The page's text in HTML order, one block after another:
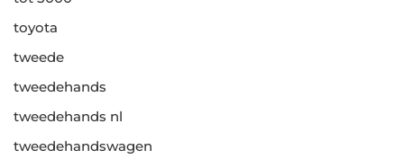
toyota
tweede
tweedehands
tweedehands nl
tweedehandswagen